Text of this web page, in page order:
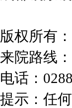
版权所有
来院路线
电话：
提示：任